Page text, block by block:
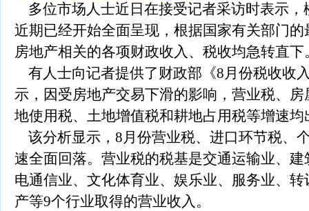
多位市场人士近日在接受记者采访时表示，
近期已经开始全面呈现，根据国家有关部门
房地产相关的各项财政收入、税收均急转直下
有人士向记者提供了财政部《8月份税收收
示，因受房地产交易下滑的影响，营业税、
地使用税、土地增值税和耕地占用税等增速
该分析显示，8月份营业税、进口环节税、
速全面回落。营业税的税基是交通运输业、
电通信业、文化体育业、娱乐业、服务业、
产等9个行业取得的营业收入。